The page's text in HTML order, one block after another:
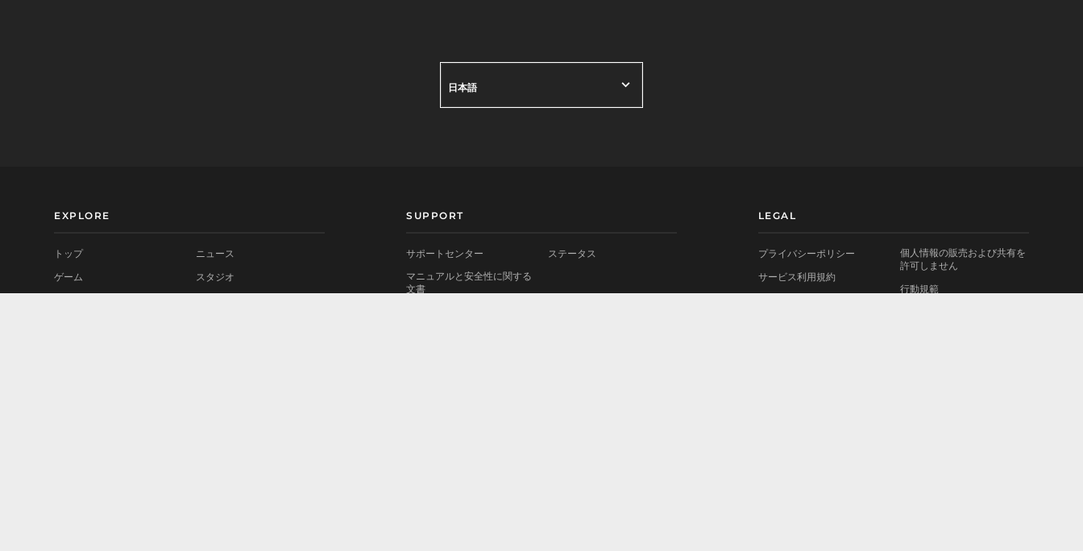
日本語
EXPLORE
トップ
ゲーム
ニュース
スタジオ
SUPPORT
サポートセンター
マニュアルと安全性に関する
文書
ステータス
LEGAL
プライバシーポリシー
サービス利用規約
個人情報の販売および共有を
許可しません
行動規範